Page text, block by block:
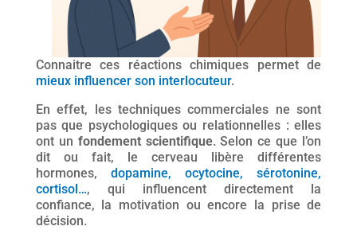
Connaitre ces réactions chimiques permet de
mieux influencer son interlocuteur.
En effet, les techniques commerciales ne sont
pas que psychologiques ou relationnelles : elles
ont un fondement scientifique. Selon ce que l’on
dit ou fait, le cerveau libère différentes
hormones, dopamine, ocytocine, sérotonine,
cortisol…, qui influencent directement la
confiance, la motivation ou encore la prise de
décision.